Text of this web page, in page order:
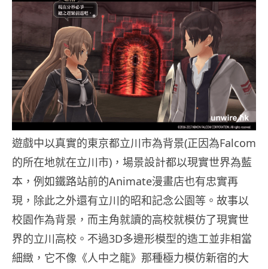
遊戲中以真實的東京都立川市為背景(正因為Falcom
的所在地就在立川市)，場景設計都以現實世界為藍
本，例如鐵路站前的Animate漫畫店也有忠實再
現，除此之外還有立川的昭和記念公園等。故事以
校園作為背景，而主角就讀的高校就模仿了現實世
界的立川高校。不過3D多邊形模型的造工並非相當
細緻，它不像《人中之龍》那種極力模仿新宿的大